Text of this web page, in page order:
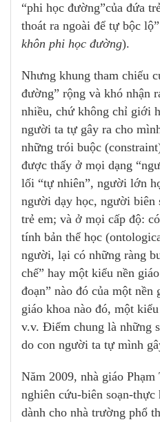
“phi học đường”của đứa
thoát ra ngoài để tự bộc
khôn phi học đường).
Nhưng khung tham chiếu
đường” rộng và khó nhận
nhiều, chứ không chỉ giới
người ta tự gây ra cho
những trói buộc
được thấy ở mọi dạng
lối “tự nhiên”, người lớn
người dạy học, người biên
trẻ em; và ở mọi cấp độ:
tính bản thể học
người, lại có những ràng
chế” hay một kiểu nền
đoạn” nào đó của một nền
giáo khoa nào đó, một
v.v. Điểm chung là những
do con người ta tự mình
Năm 2009, nhà giáo
nghiên cứu-biên soạn-thực
dành cho nhà trường phổ